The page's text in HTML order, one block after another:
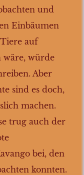
und
Einbäumen
auf
wäre, würde
Aber
sind es doch,
machen.
trug auch der
bei, den
konnten.